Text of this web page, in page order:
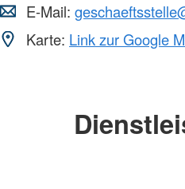
E-Mail:
Karte: Link zur Google